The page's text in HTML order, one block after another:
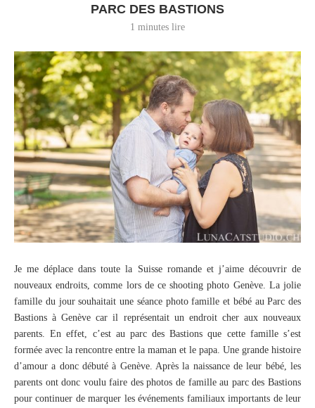
PARC DES BASTIONS
1 minutes lire
Je me déplace dans toute la Suisse romande et j’aime découvrir de
nouveaux endroits, comme lors de ce shooting photo Genève. La jolie
famille du jour souhaitait une séance photo famille et bébé au Parc des
Bastions à Genève car il représentait un endroit cher aux nouveaux
parents. En effet, c’est au parc des Bastions que cette famille s’est
formée avec la rencontre entre la maman et le papa. Une grande histoire
d’amour a donc débuté à Genève. Après la naissance de leur bébé, les
parents ont donc voulu faire des photos de famille au parc des Bastions
pour continuer de marquer les événements familiaux importants de leur